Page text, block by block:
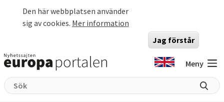
Den här webbplatsen använder
sig av cookies. Mer information
Jag förstår
Meny